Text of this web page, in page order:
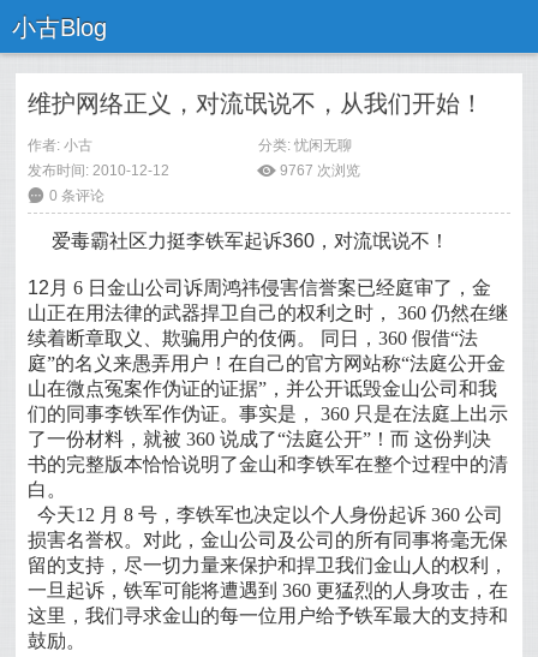
小古Blog
维护网络正义，对流氓说不，从我们开始！
作者:小古 分类: 忧闲无聊
发布时间: 2010-12-12
ė 9767 次浏览
6 0 条评论
爱毒霸社区力挺李铁军起诉360，对流氓说不！
12 月 6 日金山公司诉周鸿祎侵害信誉案已经庭审了，金
山正在用法律的武器捍卫自己的权利之时，
360 仍然在继
续着断章取义、欺骗用户的伎俩。
同日，360 假借“法
庭”的名义来愚弄用户！在自己的官方网站称“法庭公开金
山在微点冤案作伪证的证据”，并公开诋毁金山公司和我
们的同事李铁军作伪证。事实是，
360 只是在法庭上出示
了一份材料，就被 360 说成了“法庭公开”！而 这份判决
书的完整版本恰恰说明了金山和李铁军在整个过程中的清
白。
今天12 月 8 号，李铁军也决定以个人身份起诉 360 公司
损害名誉权。对此，金山公司及公司的所有同事将毫无保
留的支持，尽一切力量来保护和捍卫我们金山人的权利，
一旦起诉，铁军可能将遭遇到 360 更猛烈的人身攻击，在
这里，我们寻求金山的每一位用户给予铁军最大的支持和
鼓励。